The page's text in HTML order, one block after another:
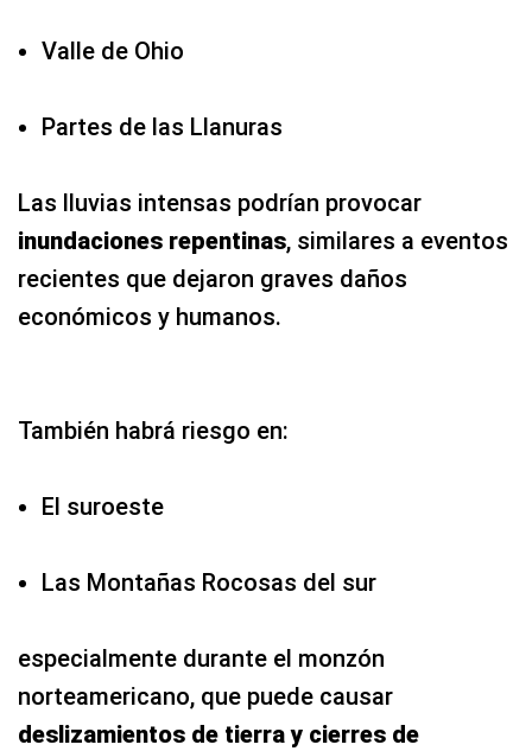
Valle de Ohio
Partes de las Llanuras
Las lluvias intensas podrían provocar
inundaciones repentinas, similares a eventos
recientes que dejaron graves daños
económicos y humanos.
También habrá riesgo en:
El suroeste
Las Montañas Rocosas del sur
especialmente durante el monzón
norteamericano, que puede causar
deslizamientos de tierra y cierres de